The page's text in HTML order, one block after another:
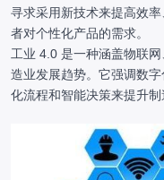
寻求采用新技术来提高效
者对个性化产品的需求。
工业 4.0 是一种涵盖物联
造业发展趋势。它强调数
化流程和智能决策来提升制